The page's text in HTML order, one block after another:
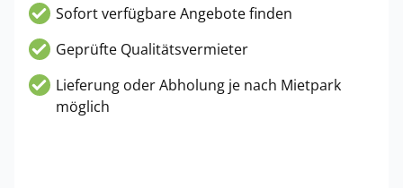
Sofort verfügbare Angebote finden
Geprüfte Qualitätsvermieter
Lieferung oder Abholung je nach Mietpark
möglich